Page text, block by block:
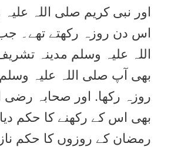
اور نبی کریم صلی اللہ
اس دن روزہ رکھتے تھے۔
اللہ علیہ وسلم مدینہ
بھی آپ صلی اللہ علیہ
روزہ رکھا. اور صحابہ رضی
بھی اس کے رکھنے کا حکم
رمضان کے روزوں کا حکم